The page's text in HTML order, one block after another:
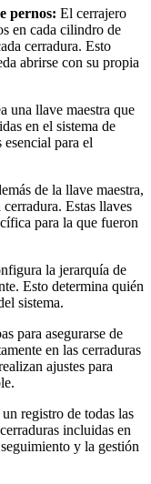
pernos: El cerrajero
en cada cilindro de
cerradura. Esto
abrirse con su propia
una llave maestra que
en el sistema de
esencial para el
de la llave maestra,
Estas llaves
para la que fueron
la jerarquía de
Esto determina quién
sistema.
para asegurarse de
en las cerraduras
ajustes para
registro de todas las
incluidas en
y la gestión